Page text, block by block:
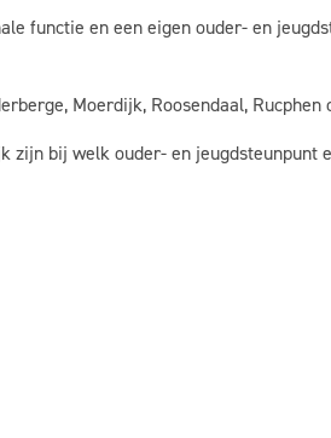
functie en een eigen ouder- en
Moerdijk, Roosendaal,
zijn bij welk ouder- en jeugdsteunpunt